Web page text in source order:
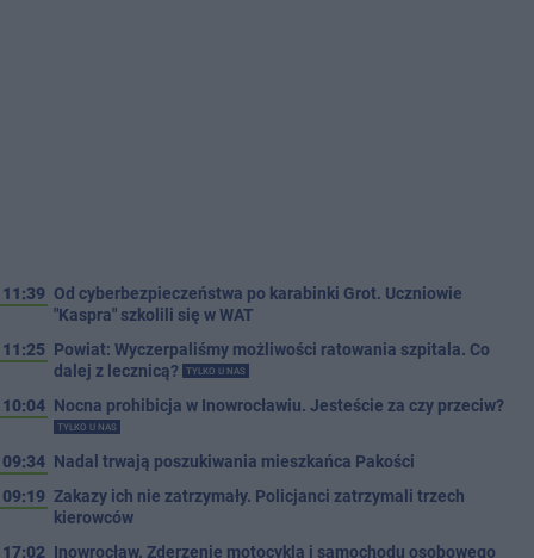
11:39 Od cyberbezpieczeństwa po karabinki Grot. Uczniowie
"Kaspra" szkolili się w WAT
11:25 Powiat: Wyczerpaliśmy możliwości ratowania szpitala. Co
dalej z lecznicą?
TYLKO U NAS
10:04 Nocna prohibicja w Inowrocławiu. Jesteście za czy przeciw?
TYLKO U NAS
09:34 Nadal trwają poszukiwania mieszkańca Pakości
09:19 Zakazy ich nie zatrzymały. Policjanci zatrzymali trzech
kierowców
17:02 Inowrocław. Zderzenie motocykla i samochodu osobowego